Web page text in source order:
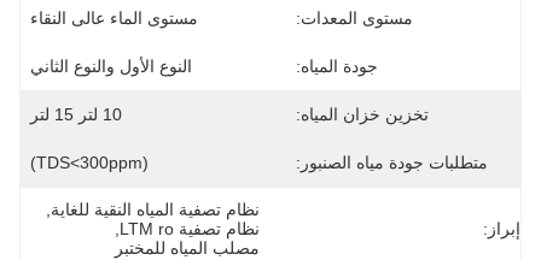
مستوى المعدات: مستوى الماء عالى النقاء
جودة المياه: النوع الأول والنوع الثاني
تخزين خزان المياه: 10 لتر 15 لتر
متطلبات جودة مياه الصنبور: (TDS<300ppm)
إبراز:
نظام تصفية المياه النقية للغاية
نظام تصفية LTM ro
مصلب المياه للمختبر